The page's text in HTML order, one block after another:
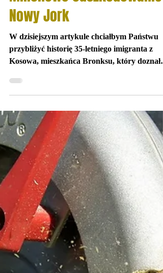
Aug 18, 2019
Milionowe odszkodowanie
Nowy Jork
W dzisiejszym artykule chciałbym Państwu
przybliżyć historię 35-letniego imigranta z
Kosowa, mieszkańca Bronksu, który doznał
poważnych...